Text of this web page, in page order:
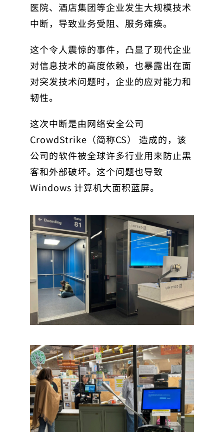
医院、酒店集团等企业发生大规模技术
中断，导致业务受阻、服务瘫痪。
这个令人震惊的事件，凸显了现代企业
对信息技术的高度依赖，也暴露出在面
对突发技术问题时，企业的应对能力和
韧性。
这次中断是由网络安全公司
CrowdStrike（简称CS） 造成的，该
公司的软件被全球许多行业用来防止黑
客和外部破坏。这个问题也导致
Windows 计算机大面积蓝屏。